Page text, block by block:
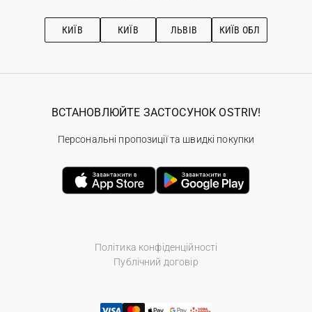
Рекомендації з догляду
КИЇВ КИЇВ ЛЬВІВ КИЇВ ОБЛ
Політика конфіденційності
Публічний договір
ВСТАНОВЛЮЙТЕ ЗАСТОСУНОК OSTRIV!
Персональні пропозиції та швидкі покупки